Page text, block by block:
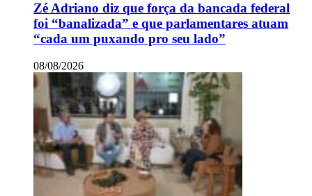
Zé Adriano diz que força da bancada federal
foi “banalizada” e que parlamentares atuam
“cada um puxando pro seu lado”
08/08/2026